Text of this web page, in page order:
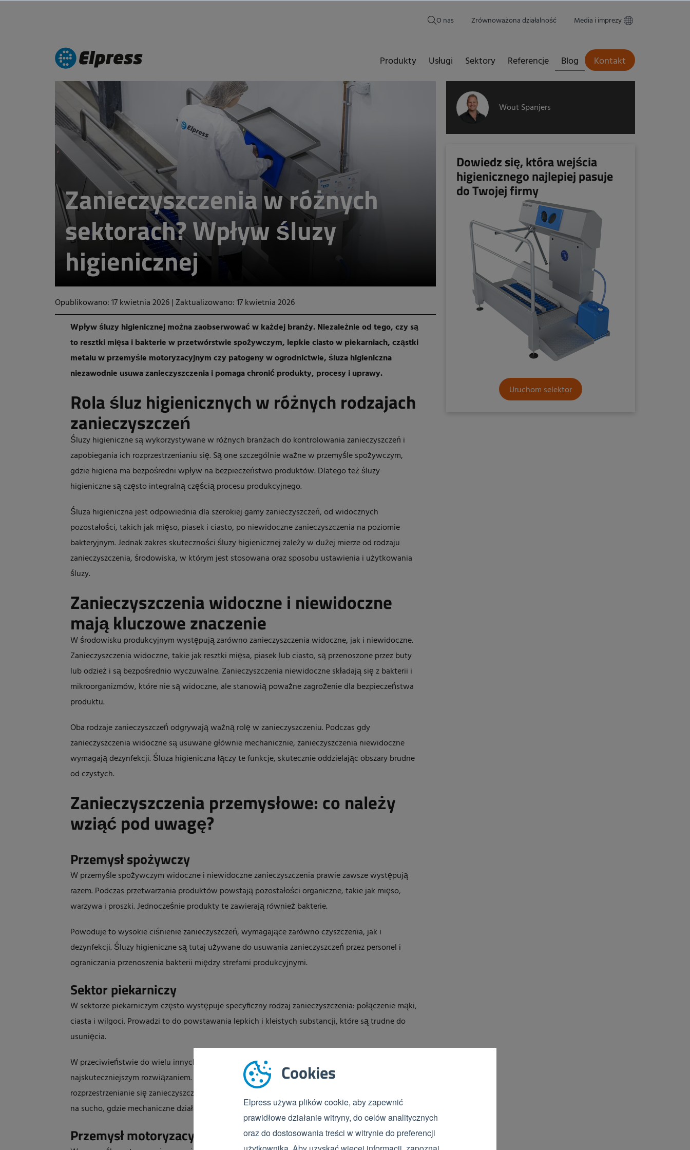
Cookies
Elpress używa plików cookie, aby zapewnić
prawidłowe działanie witryny, do celów analitycznych
oraz do dostosowania treści w witrynie do preferencji
O nas Zrównoważona działalność Media i imprezy
Produkty Usługi Sektory Referencje Blog Kontakt
Zanieczyszczenia w różnych
sektorach? Wpływ śluzy
higienicznej
Opublikowano: 17 kwietnia 2026| Zaktualizowano: 17 kwietnia 2026
Wpływ śluzy higienicznej można zaobserwować w każdej branży. Niezależnie od tego, czy są
to resztki mięsa i bakterie w przetwórstwie spożywczym, lepkie ciasto w piekarniach, cząstki
metalu w przemyśle motoryzacyjnym czy patogeny w ogrodnictwie, śluza higieniczna
niezawodnie usuwa zanieczyszczenia i pomaga chronić produkty, procesy i uprawy.
Rola śluz higienicznych w różnych rodzajach
zanieczyszczeń
Śluzy higieniczne są wykorzystywane w różnych branżach do kontrolowania zanieczyszczeń i
zapobiegania ich rozprzestrzenianiu się. Są one szczególnie ważne w przemyśle spożywczym,
gdzie higiena ma bezpośredni wpływ na bezpieczeństwo produktów. Dlatego też śluzy
higieniczne są często integralną częścią procesu produkcyjnego.
Śluza higieniczna jest odpowiednia dla szerokiej gamy zanieczyszczeń, od widocznych
pozostałości, takich jak mięso, piasek i ciasto, po niewidoczne zanieczyszczenia na poziomie
bakteryjnym. Jednak zakres skuteczności śluzy higienicznej zależy w dużej mierze od rodzaju
zanieczyszczenia, środowiska, w którym jest stosowana oraz sposobu ustawienia i użytkowania
śluzy.
Zanieczyszczenia widoczne i niewidoczne
mają kluczowe znaczenie
W środowisku produkcyjnym występują zarówno zanieczyszczenia widoczne, jak i niewidoczne.
Zanieczyszczenia widoczne, takie jak resztki mięsa, piasek lub ciasto, są przenoszone przez buty
lub odzież i są bezpośrednio wyczuwalne. Zanieczyszczenia niewidoczne składają się z bakterii i
mikroorganizmów, które nie są widoczne, ale stanowią poważne zagrożenie dla bezpieczeństwa
produktu.
Oba rodzaje zanieczyszczeń odgrywają ważną rolę w zanieczyszczeniu. Podczas gdy
zanieczyszczenia widoczne są usuwane głównie mechanicznie, zanieczyszczenia niewidoczne
wymagają dezynfekcji. Śluza higieniczna łączy te funkcje, skutecznie oddzielając obszary brudne
od czystych.
Zanieczyszczenia przemysłowe: co należy
wziąć pod uwagę?
Przemysł spożywczy
W przemyśle spożywczym widoczne i niewidoczne zanieczyszczenia prawie zawsze występują
razem. Podczas przetwarzania produktów powstają pozostałości organiczne, takie jak mięso,
warzywa i proszki. Jednocześnie produkty te zawierają również bakterie.
Powoduje to wysokie ciśnienie zanieczyszczeń, wymagające zarówno czyszczenia, jak i
dezynfekcji. Śluzy higieniczne są tutaj używane do usuwania zanieczyszczeń przez personel i
ograniczania przenoszenia bakterii między strefami produkcyjnymi.
Sektor piekarniczy
W sektorze piekarniczym często występuje specyficzny rodzaj zanieczyszczenia: połączenie mąki,
ciasta i wilgoci. Prowadzi to do powstawania lepkich i kleistych substancji, które są trudne do
usunięcia.
W przeciwieństwie do wielu innych zastosowań, czyszczenie na mokro nie zawsze jest tutaj
najskuteczniejszym rozwiązaniem. Dodanie wilgoci może w rzeczywistości spowodować dalsze
rozprzestrzenianie się zanieczyszczeń. Dlatego w tym sektorze często wybiera się szczotkowanie
na sucho, gdzie mechaniczne działanie szczotek rozluźnia brud.
Przemysł motoryzacyjny
Wout Spanjers
Dowiedz się, która wejścia
higienicznego najlepiej pasuje
do Twojej firmy
Uruchom selektor